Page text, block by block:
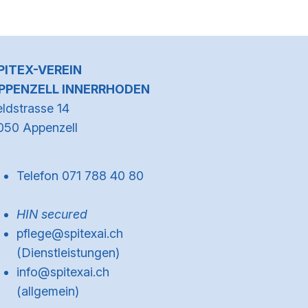
VEREIN
INNERRHODEN
14
Appenzell
Telefon 071 788 40 80
HIN secured
pflege@spitexai.ch
(Dienstleistungen)
info@spitexai.ch
(allgemein)